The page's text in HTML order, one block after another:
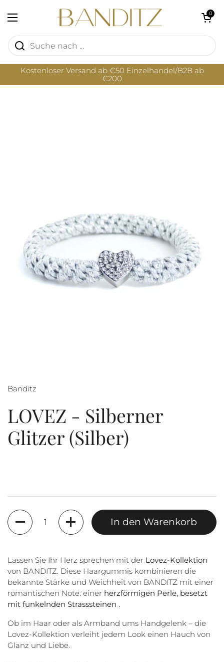
Menü öffnen
Warenkorb
0
Kostenloser Versand ab €50 Einzelhandel/B2B ab
€200
Banditz
LOVEZ - Silberner
Glitzer (Silber)
Anzahl
In den Warenkorb
Lassen Sie Ihr Herz sprechen mit der Lovez-Kollektion
von BANDITZ. Diese Haargummis kombinieren die
bekannte Stärke und Weichheit von BANDITZ mit einer
romantischen Note: einer herzförmigen Perle, besetzt
mit funkelnden Strasssteinen .
Ob im Haar oder als Armband ums Handgelenk – die
Lovez-Kollektion verleiht jedem Look einen Hauch von
Glanz und Liebe.